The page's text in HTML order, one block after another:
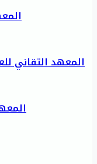
المعهد التقاني